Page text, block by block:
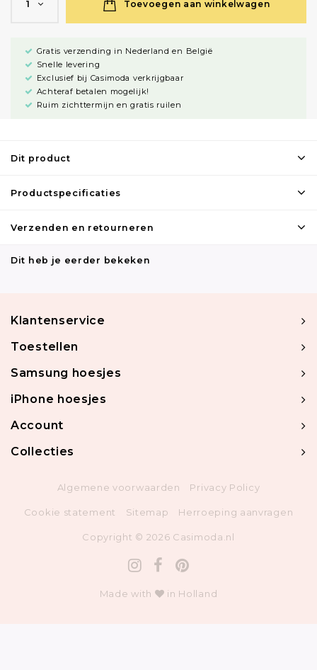
1 Toevoegen aan winkelwagen
Gratis verzending in Nederland en België
Snelle levering
Exclusief bij Casimoda verkrijgbaar
Achteraf betalen mogelijk!
Ruim zichttermijn en gratis ruilen
Dit product
Productspecificaties
Verzenden en retourneren
Dit heb je eerder bekeken
Klantenservice
Toestellen
Samsung hoesjes
iPhone hoesjes
Account
Collecties
Algemene voorwaarden Privacy Policy
Cookie statement Sitemap Herroeping aanvragen
Copyright © 2026 Casimoda.nl
Made with in Holland